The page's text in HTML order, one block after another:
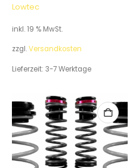
Lowtec
inkl. 19 % MwSt.
zzgl.Versandkosten
Lieferzeit: 3-7 Werktage